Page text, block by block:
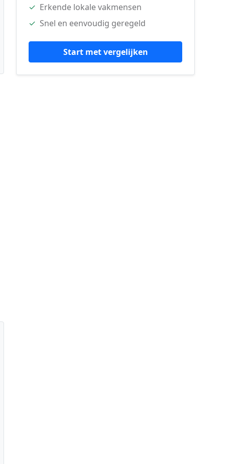
✓ Erkende lokale vakmensen
✓ Snel en eenvoudig geregeld
Start met vergelijken